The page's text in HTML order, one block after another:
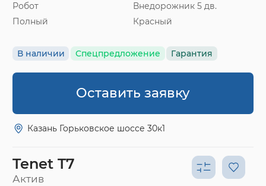
Робот
Внедорожник 5 дв.
Полный
Красный
В наличии Спецпредложение Гарантия
Оставить заявку
Казань Горьковское шоссе 30к1
Tenet T7
Актив